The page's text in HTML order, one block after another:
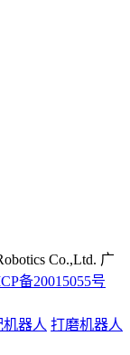
Co.,Ltd. 广
备20015055号
机器人 打磨机器人